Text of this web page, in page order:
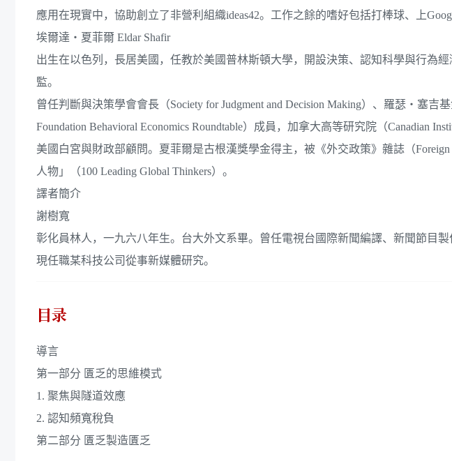
應用在現實中，協助創立了非營利組織ideas42。工作之餘的嗜好包括打棒球、上
埃爾達‧夏菲爾 Eldar Shafir
出生在以色列，長居美國，任教於美國普林斯頓大學，開設決策、認知科學與行為
監。
曾任判斷與決策學會會長（Society for Judgment and Decision Making）、羅瑟‧塞吉
Foundation Behavioral Economics Roundtable）成員，加拿大高等研究院（Canadian
美國白宮與財政部顧問。夏菲爾是古根漢獎學金得主，被《外交政策》雜誌（
人物」（100 Leading Global Thinkers）。
譯者簡介
謝樹寬
彰化員林人，一九六八年生。台大外文系畢。曾任電視台國際新聞編譯、新聞節目
現任職某科技公司從事新媒體研究。
目录
導言
第一部分 匱乏的思維模式
1. 聚焦與隧道效應
2. 認知頻寬稅負
第二部分 匱乏製造匱乏